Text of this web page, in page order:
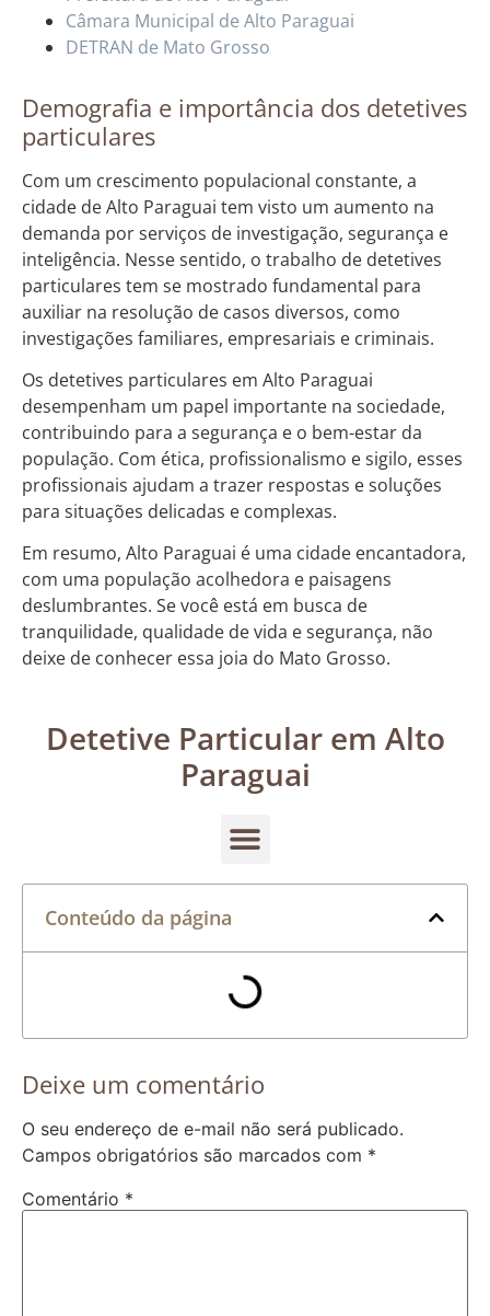
Câmara Municipal de Alto Paraguai
DETRAN de Mato Grosso
Demografia e importância dos detetives
particulares
Com um crescimento populacional constante, a
cidade de Alto Paraguai tem visto um aumento na
demanda por serviços de investigação, segurança e
inteligência. Nesse sentido, o trabalho de detetives
particulares tem se mostrado fundamental para
auxiliar na resolução de casos diversos, como
investigações familiares, empresariais e criminais.
Os detetives particulares em Alto Paraguai
desempenham um papel importante na sociedade,
contribuindo para a segurança e o bem-estar da
população. Com ética, profissionalismo e sigilo, esses
profissionais ajudam a trazer respostas e soluções
para situações delicadas e complexas.
Em resumo, Alto Paraguai é uma cidade encantadora,
com uma população acolhedora e paisagens
deslumbrantes. Se você está em busca de
tranquilidade, qualidade de vida e segurança, não
deixe de conhecer essa joia do Mato Grosso.
Detetive Particular em Alto
Paraguai
Conteúdo da página
Deixe um comentário
O seu endereço de e-mail não será publicado.
Campos obrigatórios são marcados com *
Comentário *